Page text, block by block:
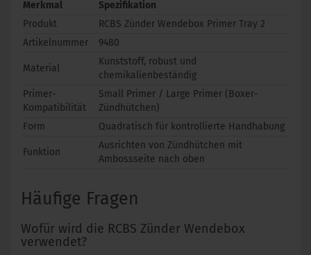
Merkmal
Spezifikation
Produkt
RCBS Zünder Wendebox Primer Tray 2
Artikelnummer
9480
Material
Kunststoff, robust und
chemikalienbeständig
Primer-
Kompatibilität
Small Primer / Large Primer (Boxer-
Zündhütchen)
Form
Quadratisch für kontrollierte Handhabung
Funktion
Ausrichten von Zündhütchen mit
Ambossseite nach oben
Häufige Fragen
Wofür wird die RCBS Zünder Wendebox
verwendet?